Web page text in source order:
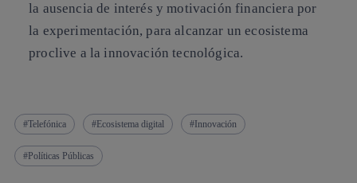
la ausencia de interés y motivación financiera por
la experimentación,para alcanzar un ecosistema
proclive a la innovación tecnológica.
Telefónica Ecosistema digital Innovación
Políticas Públicas